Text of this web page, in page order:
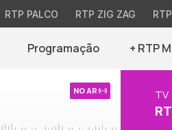
RTP PALCO RTP ZIG ZAG
Programação + RTP
NO AR TV